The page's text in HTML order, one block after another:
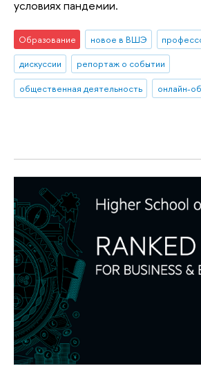
условиях пандемии.
Образование новое в ВШЭ
дискуссии
репортаж о событии
общественная деятельность
онлайн-